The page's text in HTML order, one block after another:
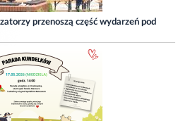
przenoszą część wydarzeń pod